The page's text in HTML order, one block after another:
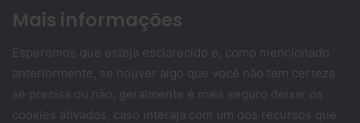
Mais informações
Esperemos que esteja esclarecido e, como mencionado
anteriormente, se houver algo que você não tem certeza
se precisa ou não, geralmente é mais seguro deixar os
cookies ativados, caso interaja com um dos recursos que